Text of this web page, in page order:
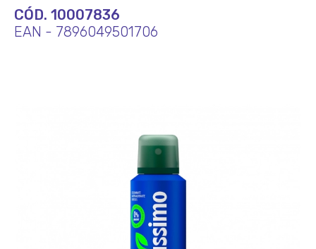
CÓD. 10007836
EAN - 7896049501706